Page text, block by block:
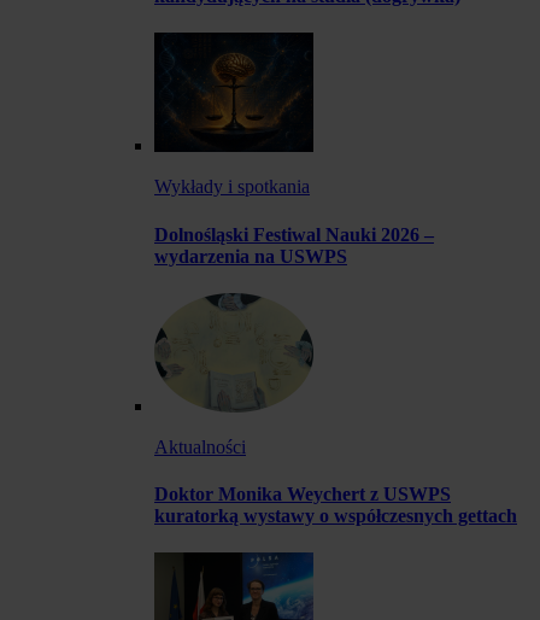
Wykłady i spotkania
Dolnośląski Festiwal Nauki 2026 –
wydarzenia na USWPS
Aktualności
Doktor Monika Weychert z USWPS
kuratorką wystawy o współczesnych gettach